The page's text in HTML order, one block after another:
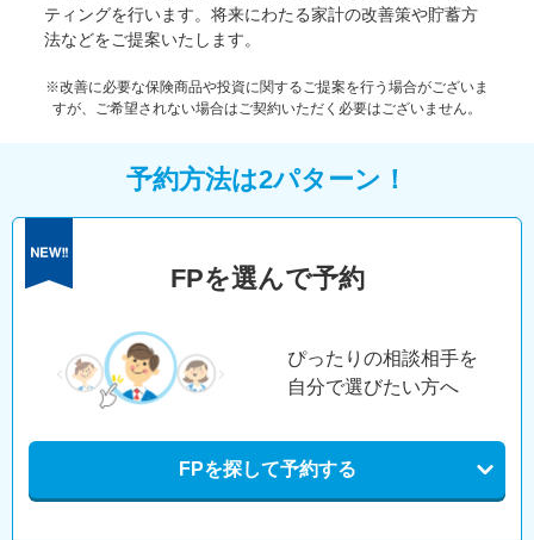
ティングを行います。将来にわたる家計の改善策や貯蓄方
法などをご提案いたします。
※改善に必要な保険商品や投資に関するご提案を行う場合がございま
すが、ご希望されない場合はご契約いただく必要はございません。
予約方法は2パターン！
FPを選んで予約
ぴったりの相談相手を
自分で選びたい方へ
FPを探して予約する